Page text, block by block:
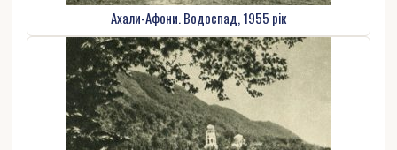
Ахали-Афони. Водоспад, 1955 рік